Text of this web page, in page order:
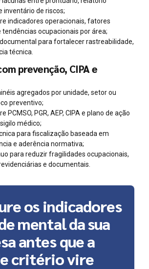
inventário de riscos;
indicadores operacionais, fatores
tendências ocupacionais por área;
para fortalecer rastreabilidade,
técnica.
prevenção, CIPA e
agregados por unidade, setor ou
preventivo;
PCMSO, PGR, AEP, CIPA e plano de ação
médico;
para fiscalização baseada em
e aderência normativa;
para reduzir fragilidades ocupacionais,
e documentais.
os indicadores
mental da sua
antes que a
critério vire